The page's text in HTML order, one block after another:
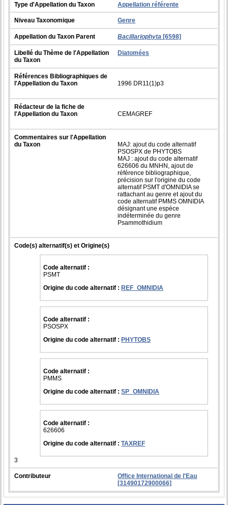
Type d'Appellation du Taxon Appellation référente
Niveau Taxonomique Genre
Appellation du Taxon Parent Bacillariophyta[6598]
Libellé du Thème de l'Appellation
du Taxon
Diatomées
Références Bibliographiques de
l'Appellation du Taxon
1996 DR11(1)p3
Rédacteur de la fiche de
l'Appellation du Taxon
CEMAGREF
Commentaires sur l'Appellation
du Taxon
MAJ: ajout du code alternatif
PSOSPX de PHYTOBS
MAJ : ajout du code alternatif
626606 du MNHN, ajout de
référence bibliographique,
précision sur l'origine du code
alternatif PSMT d'OMNIDIA se
rattachant au genre et ajout du
code alternatif PMMS OMNIDIA
désignant une espèce
indéterminée du genre
Psammothidium
Code(s) alternatif(s) et Origine(s)
Code alternatif :
PSMT
Origine du code alternatif :REF_OMNIDIA
Code alternatif :
PSOSPX
Origine du code alternatif :PHYTOBS
Code alternatif :
PMMS
Origine du code alternatif :SP_OMNIDIA
Code alternatif :
626606
Origine du code alternatif :TAXREF
3
Contributeur
Office International de l'Eau
[31490172900066]